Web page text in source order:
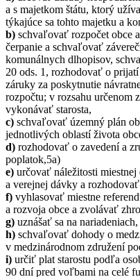
a s majetkom štátu, ktorý
týkajúce sa tohto majetku a
b) schvaľovať rozpočet obce
čerpanie a schvaľovať
komunálnych dlhopisov,
20 ods. 1, rozhodovať o
záruky za poskytnutie
rozpočtu; v rozsahu určenom
vykonávať starosta,
c) schvaľovať územný plán
jednotlivých oblastí života
d) rozhodovať o zavedení a
poplatok,5a)
e) určovať náležitosti miestnej
a verejnej dávky a
f) vyhlasovať miestne
a rozvoja obce a zvolávať
g) uznášať sa na nariadeniach,
h) schvaľovať dohody o
v medzinárodnom združení
i) určiť plat starostu podľa
90 dní pred voľbami na celé